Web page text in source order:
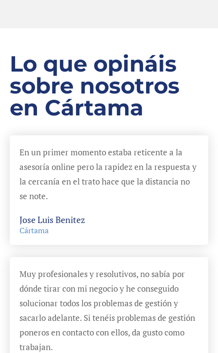
Lo que opináis
sobre nosotros
en Cártama
En un primer momento estaba reticente a la
asesoría online pero la rapidez en la respuesta y
la cercanía en el trato hace que la distancia no
se note.
Jose Luis Benitez
Cártama
Muy profesionales y resolutivos, no sabía por
dónde tirar con mi negocio y he conseguido
solucionar todos los problemas de gestión y
sacarlo adelante. Si tenéis problemas de gestión
poneros en contacto con ellos, da gusto como
trabajan.